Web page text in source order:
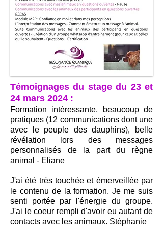
Témoignages du stage du 23 et
24 mars 2024 :
Formation intéressante, beaucoup de
pratiques (12 communications dont une
avec le peuple des dauphins), belle
révélation lors des messages
personnalisés de la part du règne
animal - Eliane
J'ai été très touchée et émerveillée par
le contenu de la formation. Je me suis
senti portée par l'énergie du groupe.
J'ai le coeur rempli d'avoir eu autant de
contacts avec les animaux. Stéphanie